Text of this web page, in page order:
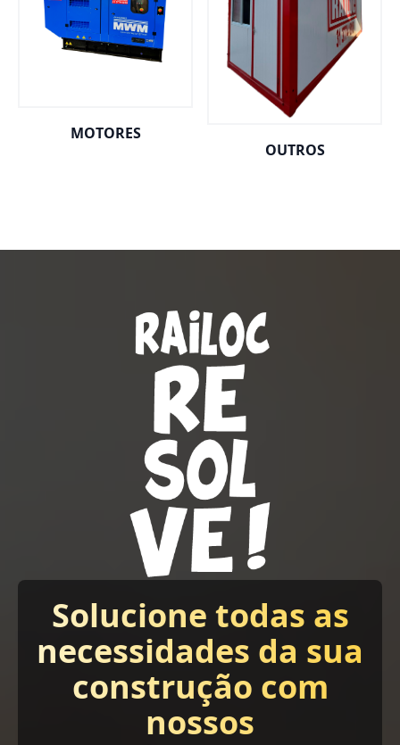
MOTORES
OUTROS
Solucione todas as
necessidades da sua
construção com
nossos